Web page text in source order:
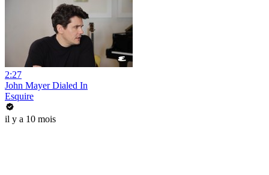
2:27
John Mayer Dialed In
Esquire
il y a 10 mois